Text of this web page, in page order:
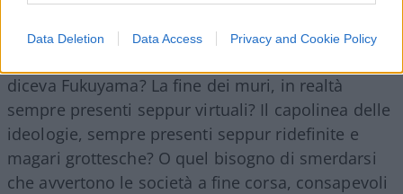
Data Deletion Data Access Privacy and Cookie Policy
parvenza di serietà, di razionalità giurisdizionale:
diceva Fukuyama? La fine dei muri, in realtà
sempre presenti seppur virtuali? Il capolinea delle
ideologie, sempre presenti seppur ridefinite e
magari grottesche? O quel bisogno di smerdarsi
che avvertono le società a fine corsa, consapevoli